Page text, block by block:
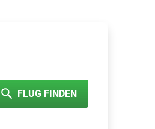
FLUG FINDEN